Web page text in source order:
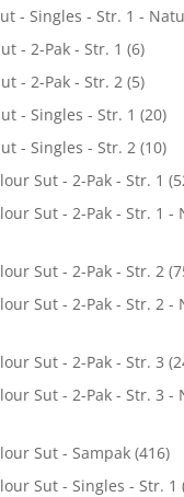
- Singles - Str. 1 -
- 2-Pak - Str. 1 (6)
- 2-Pak - Str. 2 (5)
- Singles - Str. 1 (20)
- Singles - Str. 2 (10)
Sut - 2-Pak - Str. 1
Sut - 2-Pak - Str. 1
Sut - 2-Pak - Str. 2
Sut - 2-Pak - Str. 2
Sut - 2-Pak - Str. 3
Sut - 2-Pak - Str. 3
Sut - Sampak (416)
Sut - Singles - Str. 1